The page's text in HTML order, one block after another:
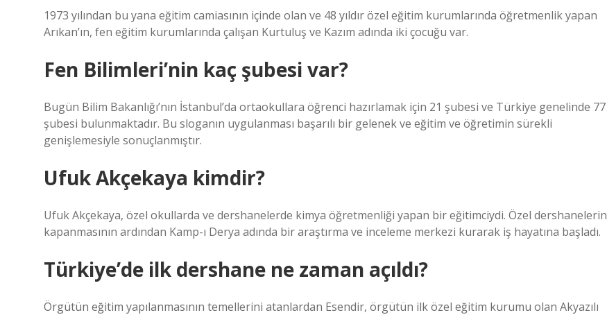
1973 yılından bu yana eğitim camiasının içinde olan ve 48 yıldır özel eğitim kurumlarında öğretmenlik yapan
Arıkan’ın, fen eğitim kurumlarında çalışan Kurtuluş ve Kazım adında iki çocuğu var.
Fen Bilimleri’nin kaç şubesi var?
Bugün Bilim Bakanlığı’nın İstanbul’da ortaokullara öğrenci hazırlamak için 21 şubesi ve Türkiye genelinde 77
şubesi bulunmaktadır. Bu sloganın uygulanması başarılı bir gelenek ve eğitim ve öğretimin sürekli
genişlemesiyle sonuçlanmıştır.
Ufuk Akçekaya kimdir?
Ufuk Akçekaya, özel okullarda ve dershanelerde kimya öğretmenliği yapan bir eğitimciydi. Özel dershanelerin
kapanmasının ardından Kamp-ı Derya adında bir araştırma ve inceleme merkezi kurarak iş hayatına başladı.
Türkiye’de ilk dershane ne zaman açıldı?
Örgütün eğitim yapılanmasının temellerini atanlardan Esendir, örgütün ilk özel eğitim kurumu olan Akyazılı